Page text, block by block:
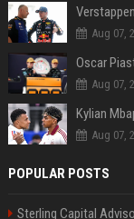
Aug 07,
Aug 07,
Aug 07,
POPULAR POSTS
Sterling Capital